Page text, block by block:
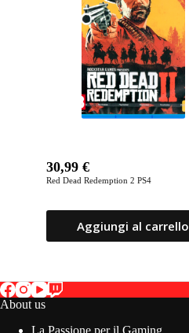
Red Dead Redemption 2 PS4
30,99€
Aggiungi al carrello
About us
La Passione per il Gaming